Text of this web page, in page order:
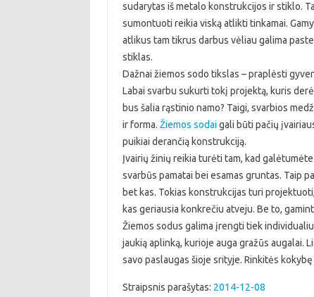
sudarytas iš metalo konstrukcijos ir stiklo.
sumontuoti reikia viską atlikti tinkamai.
atlikus tam tikrus darbus vėliau galima
stiklas.
Dažnai žiemos sodo tikslas – praplėsti
Labai svarbu sukurti tokį projektą, kuris
bus šalia rąstinio namo? Taigi, svarbios
ir forma. Žiemos sodaigali būti pačių
puikiai derančią konstrukciją.
Įvairių žinių reikia turėti tam, kad
svarbūs pamatai bei esamas gruntas. Taip
bet kas. Tokias konstrukcijas turi
kas geriausia konkrečiu atveju. Be to,
Žiemos sodus galima įrengti tiek
jaukią aplinką, kurioje auga gražūs augalai.
savo paslaugas šioje srityje. Rinkitės
Straipsnis parašytas: 2014-12-08